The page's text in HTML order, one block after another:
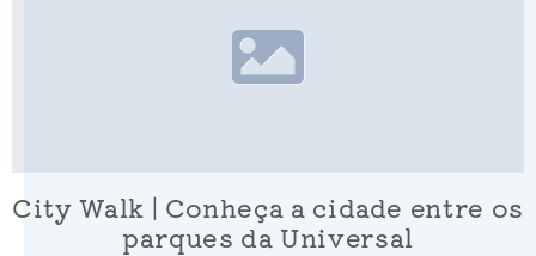
City Walk | Conheça a cidade entre os
parques da Universal